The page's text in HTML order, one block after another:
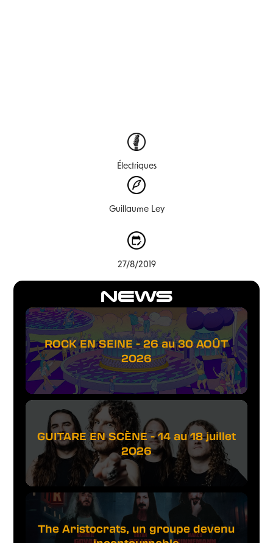
NEWS
ROCK EN SEINE - 26 au 30 AOÛT
2026
GUITARE EN SCÈNE - 14 au 18 juillet
2026
The Aristocrats, un groupe devenu
Électriques
Guillaume Ley
27/8/2019